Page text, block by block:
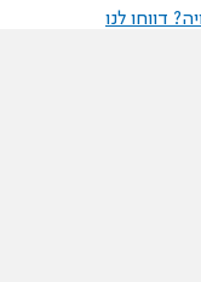
דווחו לנו